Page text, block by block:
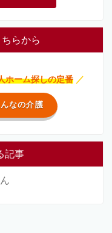
らから
ホーム探しの定番 ／
なの介護
記事